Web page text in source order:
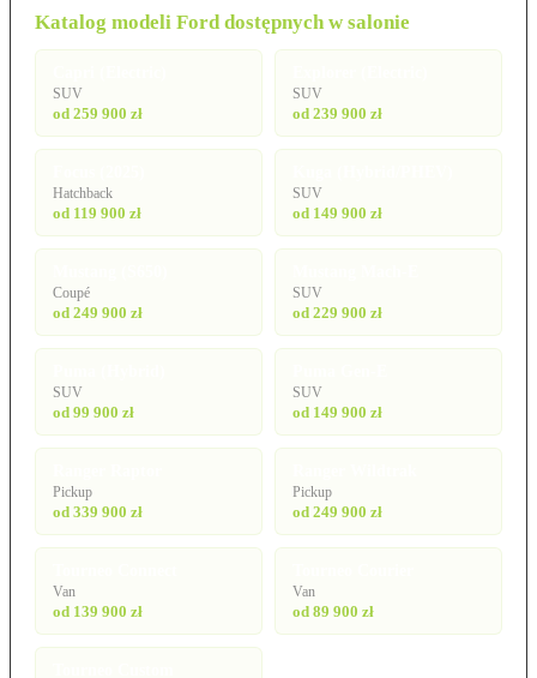
Katalog modeli Ford dostępnych w salonie
SUV
od 259 900 zł
SUV
od 239 900 zł
Hatchback
od 119 900 zł
SUV
od 149 900 zł
Coupé
od 249 900 zł
SUV
od 229 900 zł
SUV
od 99 900 zł
SUV
od 149 900 zł
Pickup
od 339 900 zł
Pickup
od 249 900 zł
Van
od 139 900 zł
Van
od 89 900 zł